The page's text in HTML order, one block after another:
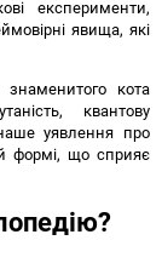
експерименти,
явища, які
знаменитого кота
квантову
уявлення про
формі, що сприяє